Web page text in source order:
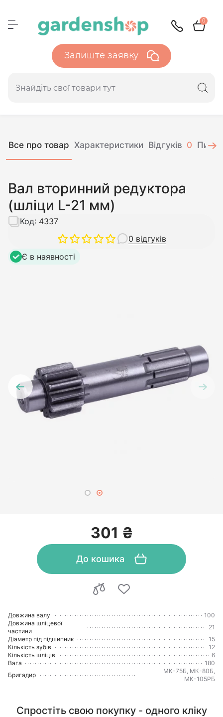
0
Залиште заявку
Все про товар Характеристики Відгуків 0
Вал вторинний редуктора
(шліци L-21 мм)
0 відгуків
Код: 4337
Є в наявності
301 ₴
До кошика
Довжина валу
100
Довжина шліцевої
частини
21
Діаметр під підшипник
15
Кількість зубів
12
Кількість шліців
6
Вага
180
Бригадир
МК-75Б, МК-80Б,
МК-105РБ
Спростіть свою покупку - одного кліку